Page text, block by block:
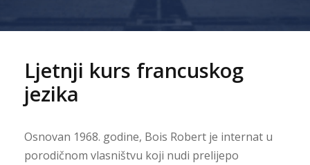
Ljetnji kurs francuskog
jezika
Osnovan 1968. godine, Bois Robert je internat u
porodičnom vlasništvu koji nudi prelijepo